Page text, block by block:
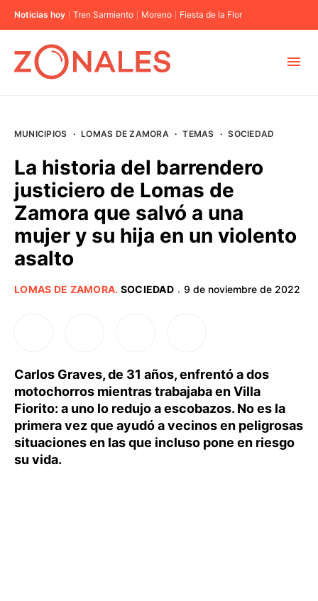
Noticias hoy Tren Sarmiento Moreno Fiesta de la Flor
BUENOS AIRES
PROVINCIAS
MUNICIPIOS · LOMAS DE ZAMORA · TEMAS · SOCIEDAD
La historia del barrendero
justiciero de Lomas de
Zamora que salvó a una
mujer y su hija en un violento
asalto
LOMAS DE ZAMORA. SOCIEDAD · 9 de noviembre de 2022
Carlos Graves, de 31 años, enfrentó a dos
motochorros mientras trabajaba en Villa
Fiorito: a uno lo redujo a escobazos. No es la
primera vez que ayudó a vecinos en peligrosas
situaciones en las que incluso pone en riesgo
su vida.